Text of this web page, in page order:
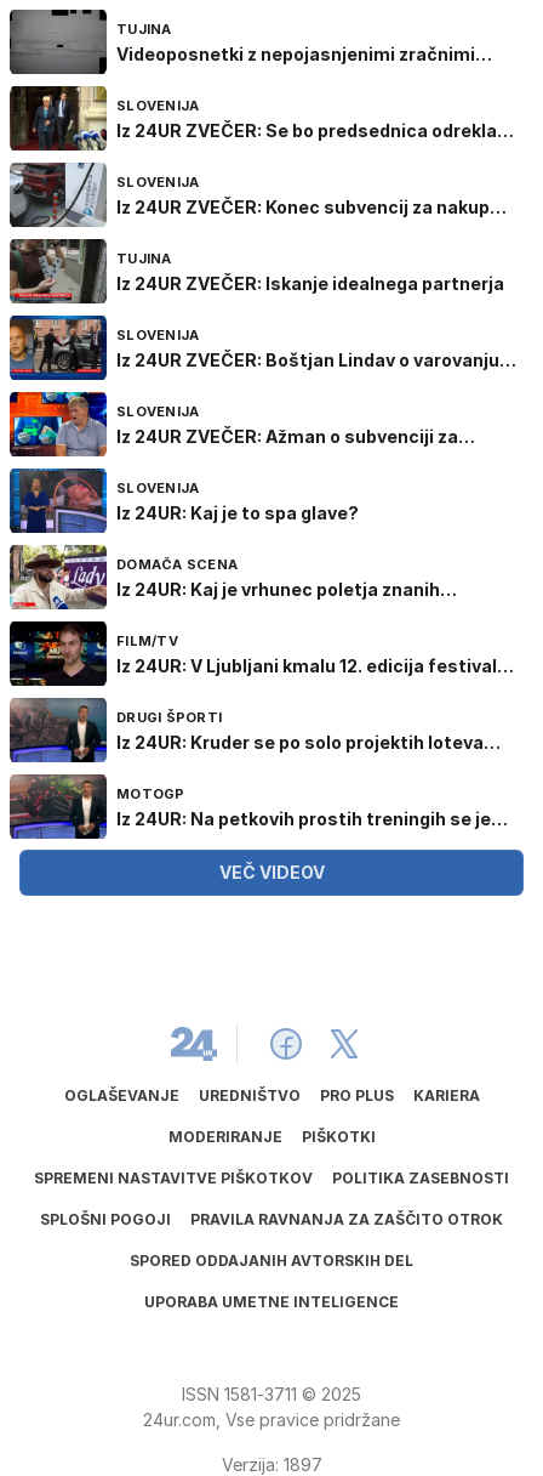
TUJINA
Videoposnetki z nepojasnjenimi zračnimi
SLOVENIJA
Iz 24UR ZVEČER: Se bo predsednica odrekla
SLOVENIJA
Iz 24UR ZVEČER: Konec subvencij za nakup
TUJINA
Iz 24UR ZVEČER: Iskanje idealnega partnerja
SLOVENIJA
Iz 24UR ZVEČER: Boštjan Lindav o varovanju
SLOVENIJA
Iz 24UR ZVEČER: Ažman o subvenciji za
SLOVENIJA
Iz 24UR: Kaj je to spa glave?
DOMAČA SCENA
Iz 24UR: Kaj je vrhunec poletja znanih
FILM/TV
Iz 24UR: V Ljubljani kmalu 12. edicija festivala
DRUGI ŠPORTI
Iz 24UR: Kruder se po solo projektih loteva
MOTOGP
Iz 24UR: Na petkovih prostih treningih se je
VEČ VIDEOV
OGLAŠEVANJE UREDNIŠTVO PRO PLUS KARIERA
MODERIRANJE PIŠKOTKI
SPREMENI NASTAVITVE PIŠKOTKOV POLITIKA ZASEBNOSTI
SPLOŠNI POGOJI PRAVILA RAVNANJA ZA ZAŠČITO OTROK
SPORED ODDAJANIH AVTORSKIH DEL
UPORABA UMETNE INTELIGENCE
ISSN 1581‑3711 © 2025
24ur.com, Vse pravice pridržane
Verzija: 1897